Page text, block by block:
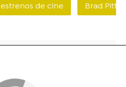
estrenos de cine Brad Pitt